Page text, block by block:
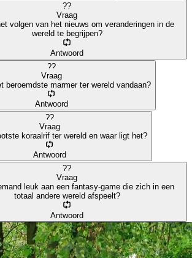
??
Vraag
volgen van het nieuws om veranderingen in de
wereld te begrijpen?
Antwoord
??
Vraag
beroemdste marmer ter wereld vandaan?
Antwoord
??
Vraag
koraalrif ter wereld en waar ligt het?
Antwoord
??
Vraag
leuk aan een fantasy-game die zich in een
totaal andere wereld afspeelt?
Antwoord